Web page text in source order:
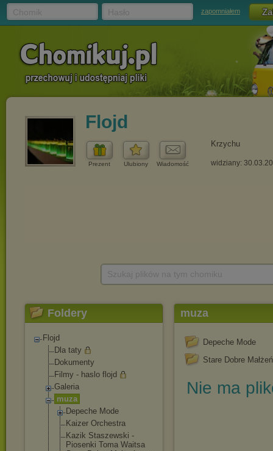
zapomniałem
Flojd
Prezent Ulubiony Wiadomość
Krzychu
widziany:
Foldery
Flojd
Dla taty
Dokumenty
Filmy - haslo flojd
Galeria
muza
Depeche Mode
Kaizer Orchestra
Kazik Staszewski -
Piosenki Toma Waitsa
muza
Depeche Mode
Stare Dobre
Nie ma